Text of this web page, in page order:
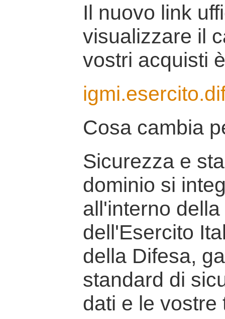
Il nuovo link
visualizzare il
vostri acquisti
Cosa cambia
Sicurezza e
dominio si
all'interno
dell'Esercito
della Difesa,
standard di
dati e le vostre